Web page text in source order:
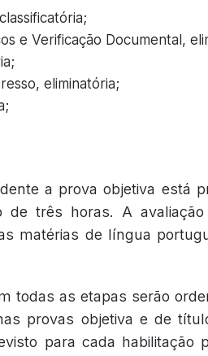
e Verificação Documental,
eliminatória;
a prova objetiva está
de três horas. A
matérias de língua
todas as etapas serão
provas objetiva e de
para cada habilitação